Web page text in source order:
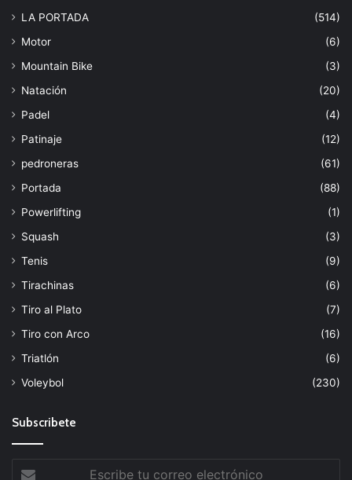
LA PORTADA
(514)
Motor
(6)
Mountain Bike
(3)
Natación
(20)
Padel
(4)
Patinaje
(12)
pedroneras
(61)
Portada
(88)
Powerlifting
(1)
Squash
(3)
Tenis
(9)
Tirachinas
(6)
Tiro al Plato
(7)
Tiro con Arco
(16)
Triatlón
(6)
Voleybol
(230)
Subscribete